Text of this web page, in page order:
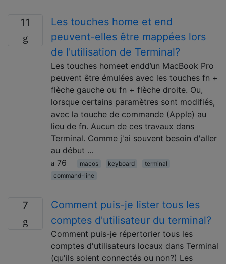
11
Les touches home et end
peuvent-elles être mappées lors
de l'utilisation de Terminal?
Les touches homeet endd’un MacBook Pro
peuvent être émulées avec les touches fn +
flèche gauche ou fn + flèche droite. Ou,
lorsque certains paramètres sont modifiés,
avec la touche de commande (Apple) au
lieu de fn. Aucun de ces travaux dans
Terminal. Comme j'ai souvent besoin d'aller
au début …
76
macos keyboard
terminal
command-line
7
Comment puis-je lister tous les
comptes d'utilisateur du terminal?
Comment puis-je répertorier tous les
comptes d'utilisateurs locaux dans Terminal
(qu'ils soient connectés ou non?) Les